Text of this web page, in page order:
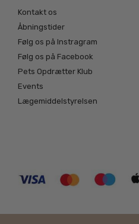
Kontakt os
Åbningstider
Følg os på Instragram
Følg os på Facebook
Pets Opdrætter Klub
Events
Lægemiddelstyrelsen